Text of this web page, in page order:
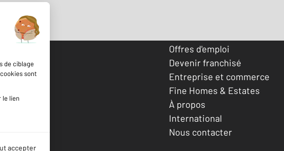
Offres d'emploi
Devenir franchisé
Entreprise et commerce
Fine Homes & Estates
À propos
International
Nous contacter